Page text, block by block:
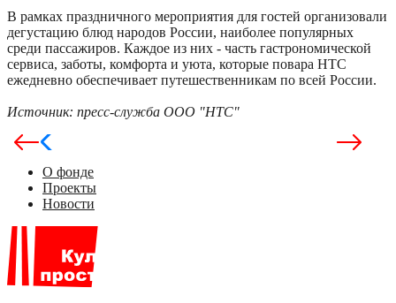
В рамках праздничного мероприятия для гостей организовали
дегустацию блюд народов России, наиболее популярных
среди пассажиров. Каждое из них - часть гастрономической
сервиса, заботы, комфорта и уюта, которые повара НТС
ежедневно обеспечивает путешественникам по всей России.
Источник: пресс-служба ООО "НТС"
О фонде
Проекты
Новости